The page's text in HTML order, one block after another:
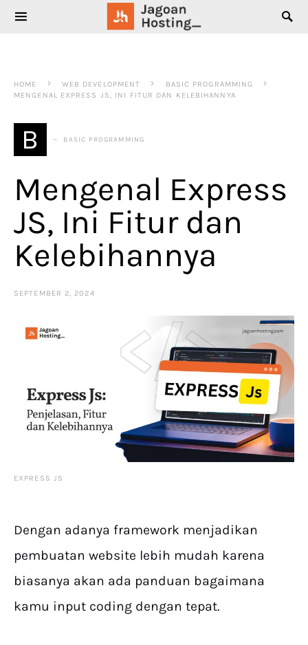
SEARCH FOR:
HOME WEB DEVELOPMENT
BASIC PROGRAMMING
MENGENAL EXPRESS JS, INI FITUR DAN KELEBIHANNYA
B BASIC PROGRAMMING
Mengenal Express
JS, Ini Fitur dan
Kelebihannya
SEPTEMBER 2, 2024
EXPRESS JS
Dengan adanya framework menjadikan
pembuatan website lebih mudah karena
biasanya akan ada panduan bagaimana
kamu input coding dengan tepat.